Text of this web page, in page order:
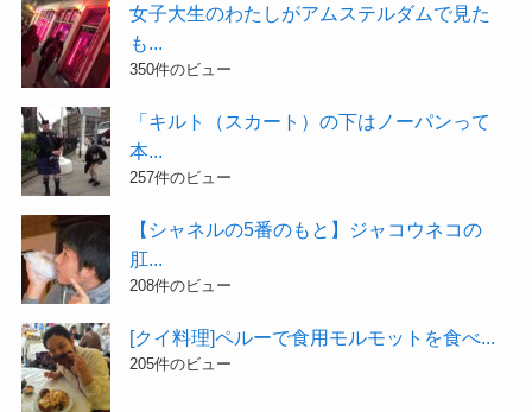
女子大生のわたしがアムステルダムで見た
も...
350件のビュー
「キルト（スカート）の下はノーパンって
本...
257件のビュー
【シャネルの5番のもと】ジャコウネコの
肛...
208件のビュー
[クイ料理]ペルーで食用モルモットを食べ...
205件のビュー